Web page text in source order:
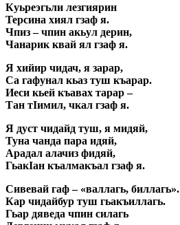
Куьреэгьли лезгиярин
Терсина хиял гзаф я.
Чпиз – чпин акьул дерин,
Чанарик квай ял гзаф я.
Я хийир чидач, я зарар,
Са гафунал кьаз туш къарар.
Иеси кьей къавах тарар –
Тан тIимил, чкал гзаф я.
Я дуст чидайд туш, я мидяй,
Туна чанда пара идяй,
Арадал алачиз фидяй,
ГьакIан къалмакъал гзаф я.
Сивевай гаф – «валлагь, биллагь».
Кар чидайбур туш гьакъиллагь.
Гьар дяведа чпин силагь